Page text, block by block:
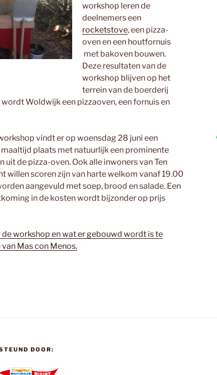
workshop leren de
deelnemers een
rocketstove, een pizza-
oven en een houtfornuis
met bakoven bouwen.
Deze resultaten van de
workshop blijven op het
terrein van de boerderij
Woldwijk een pizzaoven, een fornuis en
vindt er op woensdag 28 juni een
plaats met natuurlijk een prominente
uit de pizza-oven. Ook alle inwoners van Ten
willen scoren zijn van harte welkom vanaf 19.00
aangevuld met soep, brood en salade. Een
in de kosten wordt bijzonder op prijs
workshop en wat er gebouwd wordt is te
Mas con Menos.
DOOR: